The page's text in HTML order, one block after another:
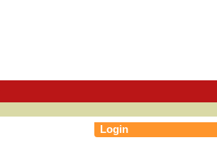
Login